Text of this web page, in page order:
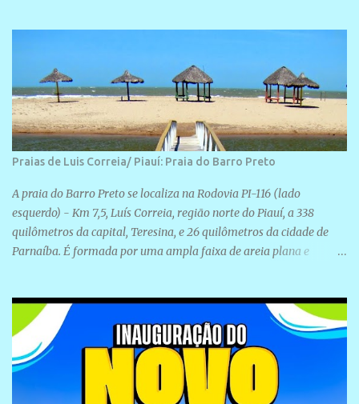
Praias de Luis Correia/ Piauí: Praia do Barro Preto
A praia do Barro Preto se localiza na Rodovia PI-116 (lado
esquerdo) - Km 7,5, Luís Correia, região norte do Piauí, a 338
quilômetros da capital, Teresina, e 26 quilômetros da cidade de
Parnaíba. É formada por uma ampla faixa de areia plana e
devido ao extensivo molhe de pedras que não chegam a 2 metros
de altura, não apresentando dunas em seu espaço geográfico. Não
se sabe ao certo porque a praia leva esse nome, e muitas das suas
historias foram esquecidas ao longo do tempo. A praia é
frequentada por moradores e turistas, em geral veranistas